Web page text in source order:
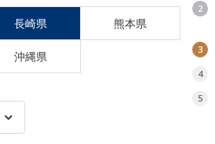
長崎県 熊本県
沖縄県
2
3
4
5